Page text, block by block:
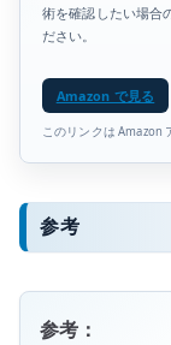
術を確認したい場合
ださい。
Amazon で見る
このリンクは Amazon
参考
参考：